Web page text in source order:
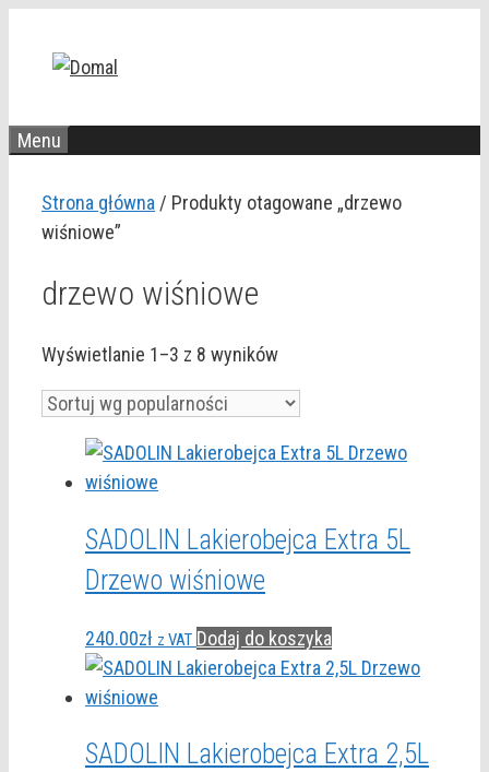
Menu
Strona główna / Produkty otagowane „drzewo
wiśniowe”
drzewo wiśniowe
Wyświetlanie 1–3 z 8 wynikówPosortowane
popularności
SADOLIN Lakierobejca Extra 5L
Drzewo wiśniowe
240.00zł z VAT Dodaj do koszyka
SADOLIN Lakierobejca Extra 2,5L